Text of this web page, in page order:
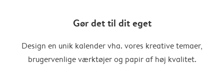
Gør det til dit eget
Design en unik kalender vha. vores kreative temaer,
brugervenlige værktøjer og papir af høj kvalitet.